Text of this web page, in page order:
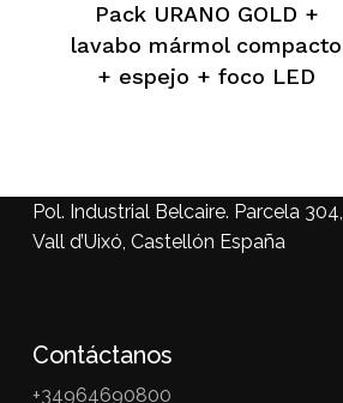
Pack URANO GOLD +
lavabo mármol compacto
+ espejo + foco LED
Pol. Industrial Belcaire. Parcela
Vall d’Uixó, Castellón España
Contáctanos
+34964690800